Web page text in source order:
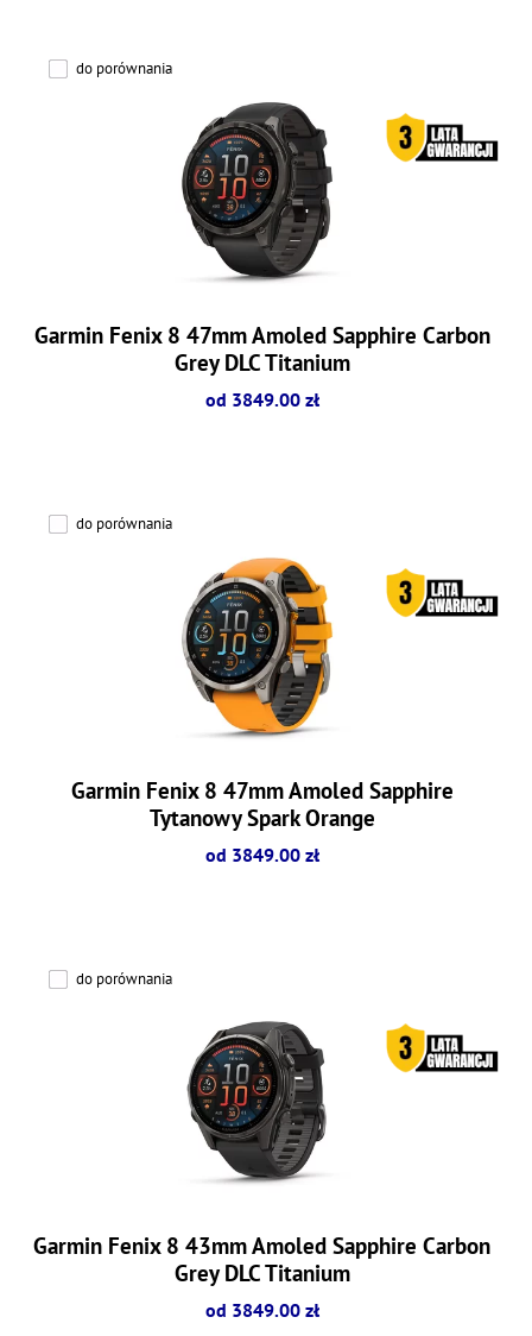
do porównania
Garmin Fenix 8 47mm Amoled Sapphire Carbon
Grey DLC Titanium
od 3849.00 zł
do porównania
Garmin Fenix 8 47mm Amoled Sapphire
Tytanowy Spark Orange
od 3849.00 zł
do porównania
Garmin Fenix 8 43mm Amoled Sapphire Carbon
Grey DLC Titanium
od 3849.00 zł